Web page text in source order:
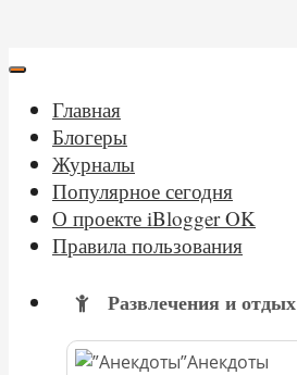
Главная
Блогеры
Журналы
Популярное сегодня
О проекте iBlogger OK
Правила пользования
Развлечения и отдых
Анекдоты